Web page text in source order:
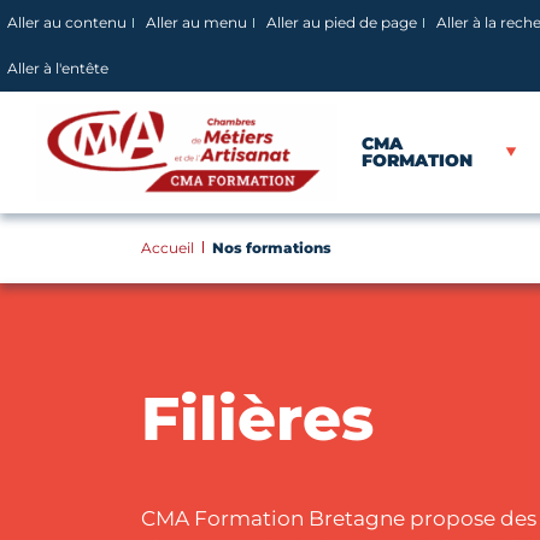
Panneau de gestion des cookies
Aller au contenu Aller au menu Aller au pied de page Aller à la
Aller à l'entête
CMA
FORMATION
Accueil Nos formations
Filières
CMA Formation Bretagne propose